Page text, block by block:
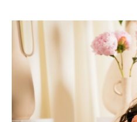
moda & ljepota